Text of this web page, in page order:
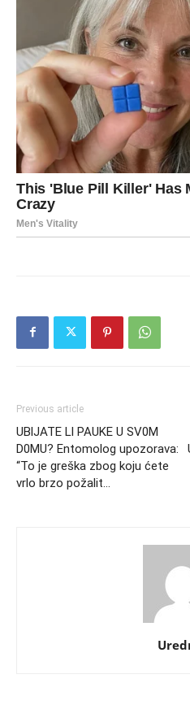
Previous article
UBlJATE Ll PAUKE U SV0M
D0MU? Entomolog upozorava:
“To je greška zbog koju ćete
vrlo brzo požalit…